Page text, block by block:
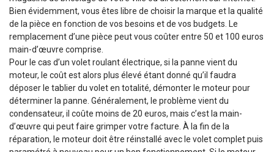
Bien évidemment, vous êtes libre de choisir la marque et la qualité
de la pièce en fonction de vos besoins et de vos budgets. Le
remplacement d’une pièce peut vous coûter entre 50 et 100 euros
main-d’œuvre comprise.
Pour le cas d’un volet roulant électrique, si la panne vient du
moteur, le coût est alors plus élevé étant donné qu’il faudra
déposer le tablier du volet en totalité, démonter le moteur pour
déterminer la panne. Généralement, le problème vient du
condensateur, il coûte moins de 20 euros, mais c’est la main-
d’œuvre qui peut faire grimper votre facture. À la fin de la
réparation, le moteur doit être réinstallé avec le volet complet puis